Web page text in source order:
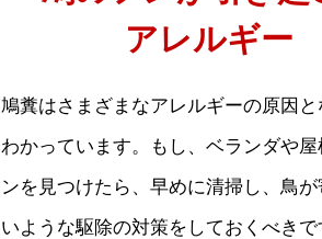
アレルギー
鳩糞はさまざまなアレルギーの原因
わかっています。もし、ベランダや屋
ンを見つけたら、早めに清掃し、鳥
いような駆除の対策をしておくべきで